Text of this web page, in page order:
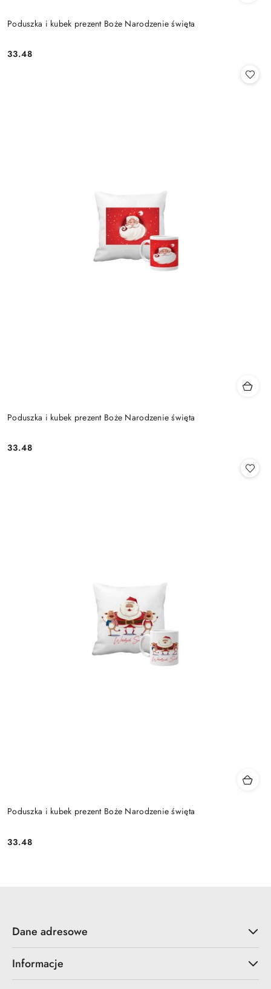
Poduszka i kubek prezent Boże Narodzenie święta
Cena:
33.48
Poduszka i kubek prezent Boże Narodzenie święta
Cena:
33.48
Poduszka i kubek prezent Boże Narodzenie święta
Cena:
33.48
Dane adresowe
Informacje